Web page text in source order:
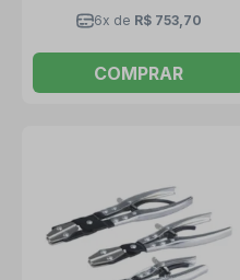
6x de R$ 753,70
COMPRAR